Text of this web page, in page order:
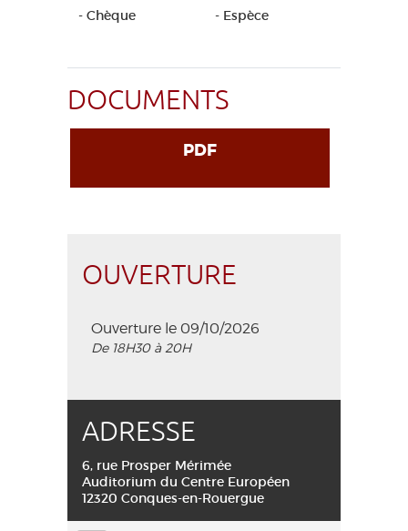
- Chèque - Espèce
DOCUMENTS
PDF
OUVERTURE
Ouverture le 09/10/2026
De 18H30 à 20H
ADRESSE
6, rue Prosper Mérimée
Auditorium du Centre Européen
12320 Conques-en-Rouergue